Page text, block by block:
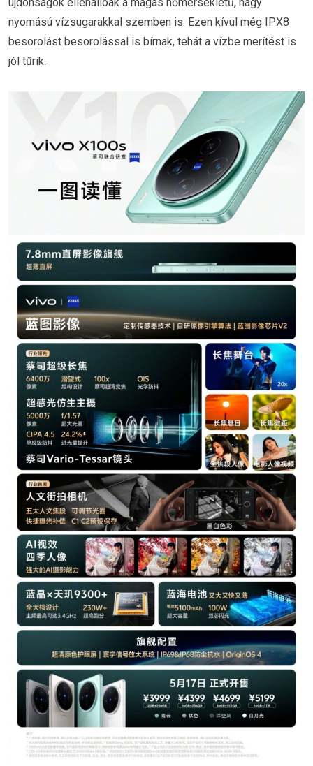
nyomású vízsugarakkal szemben is. Ezen kívül még IPX8
besorolást besorolással is bírnak, tehát a vízbe merítést is
jól tűrik.